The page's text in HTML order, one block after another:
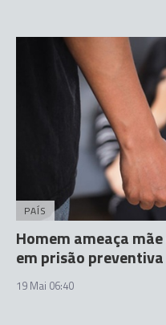
PAÍS
Homem ameaça
em prisão preventiva
19 Mai 06:40